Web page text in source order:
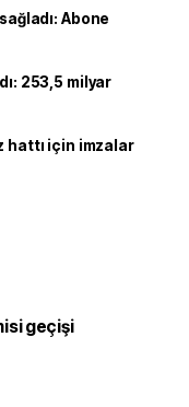
Abone
253,5 milyar
hattı için imzalar
geçişi